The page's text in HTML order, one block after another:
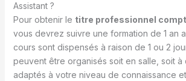
Assistant ?
Pour obtenir le titre professionnel
vous devrez suivre une formation de 1 an
cours sont dispensés à raison de 1 ou 2
peuvent être organisés soit en salle, soit à
adaptés à votre niveau de connaissance